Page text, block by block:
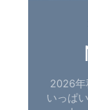
2026年
いっぱ